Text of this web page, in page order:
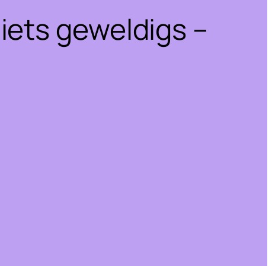
geweldigs –